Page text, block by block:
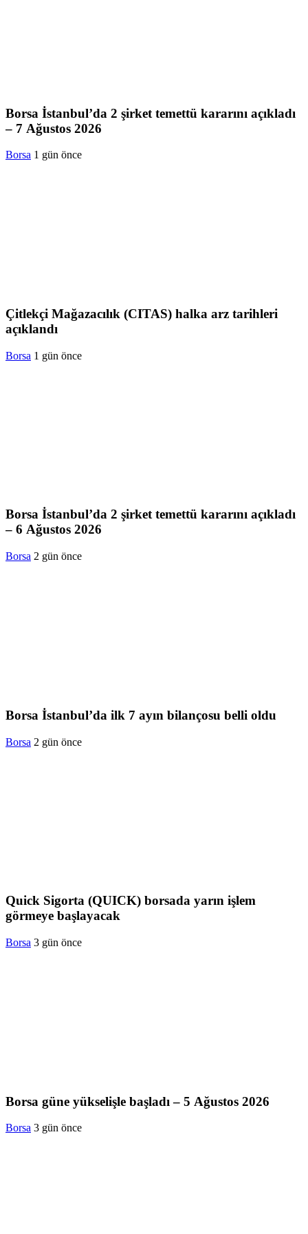
Borsa İstanbul’da 2 şirket temettü kararını açıkladı
– 7 Ağustos 2026
Borsa 1 gün önce
Çitlekçi Mağazacılık (CITAS) halka arz tarihleri
açıklandı
Borsa 1 gün önce
Borsa İstanbul’da 2 şirket temettü kararını açıkladı
– 6 Ağustos 2026
Borsa 2 gün önce
Borsa İstanbul’da ilk 7 ayın bilançosu belli oldu
Borsa 2 gün önce
Quick Sigorta (QUICK) borsada yarın işlem
görmeye başlayacak
Borsa 3 gün önce
Borsa güne yükselişle başladı – 5 Ağustos 2026
Borsa 3 gün önce